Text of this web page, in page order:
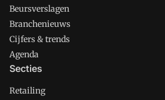
Beursverslagen
Branchenieuws
Cijfers & trends
Agenda
Secties
Retailing